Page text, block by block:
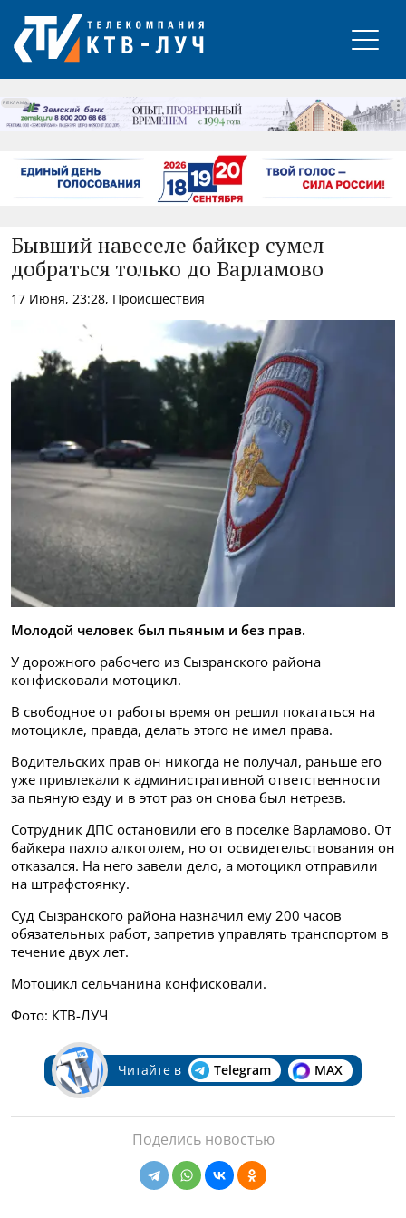
РЕКЛАМА
Бывший навеселе байкер сумел
добраться только до Варламово
17 Июня, 23:28, Происшествия
Молодой человек был пьяным и без прав.
У дорожного рабочего из Сызранского района
конфисковали мотоцикл.
В свободное от работы время он решил покататься на
мотоцикле, правда, делать этого не имел права.
Водительских прав он никогда не получал, раньше его
уже привлекали к административной ответственности
за пьяную езду и в этот раз он снова был нетрезв.
Сотрудник ДПС остановили его в поселке Варламово. От
байкера пахло алкоголем, но от освидетельствования он
отказался. На него завели дело, а мотоцикл отправили
на штрафстоянку.
Суд Сызранского района назначил ему 200 часов
обязательных работ, запретив управлять транспортом в
течение двух лет.
Мотоцикл сельчанина конфисковали.
Фото: КТВ-ЛУЧ
Читайте в Telegram MAX
Поделись новостью